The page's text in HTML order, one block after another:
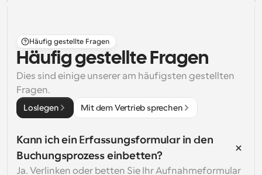
Häufig gestellte Fragen
Häufig gestellte Fragen
Dies sind einige unserer am häufigsten gestellten
Fragen.
Loslegen Mit dem Vertrieb sprechen
Kann ich ein Erfassungsformular in den
Buchungsprozess einbetten?
Ja. Verlinken oder betten Sie Ihr Aufnahmeformular